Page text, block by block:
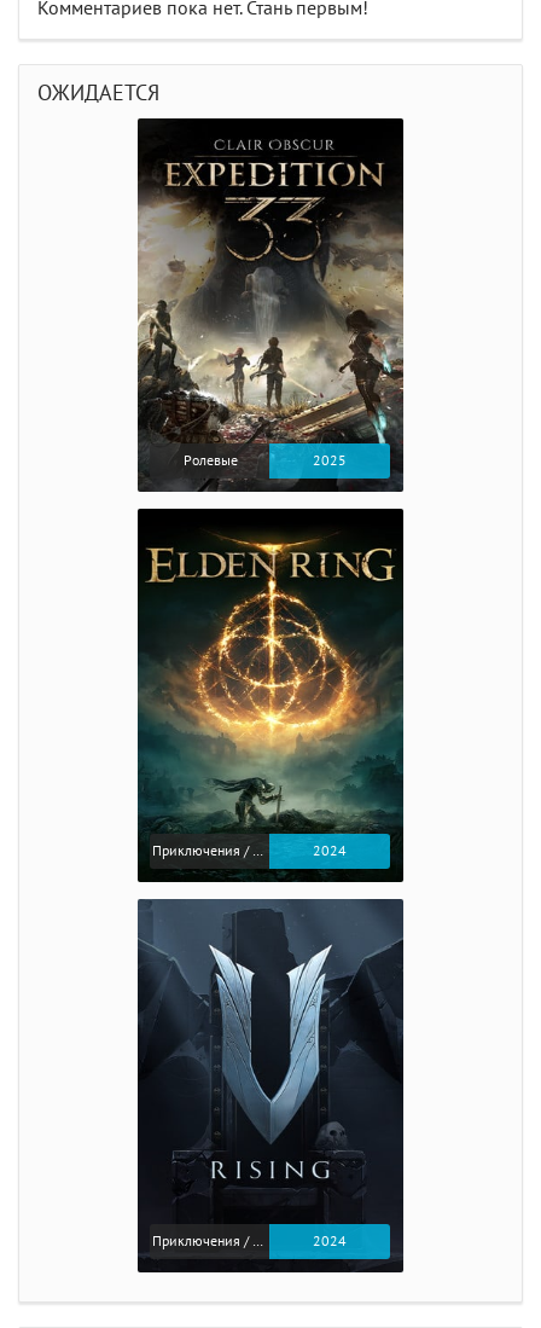
Комментариев пока нет. Стань первым!
ОЖИДАЕТСЯ
Ролевые 2025
Приключения / Экшен / Ролевые 2024
Приключения / Экшен 2024